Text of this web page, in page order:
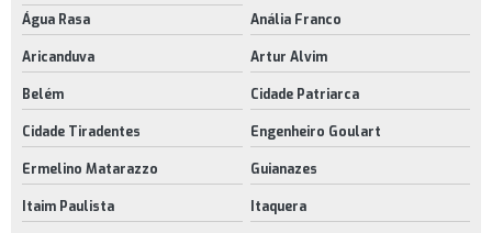
Água Rasa
Anália Franco
Aricanduva Artur Alvim
Belém Cidade Patriarca
Cidade Tiradentes Engenheiro Goulart
Ermelino Matarazzo Guianazes
Itaim Paulista Itaquera